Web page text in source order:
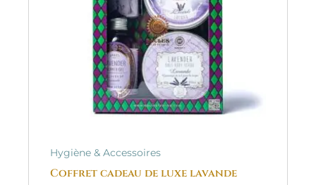
Hygiène & Accessoires
Coffret cadeau de luxe lavande